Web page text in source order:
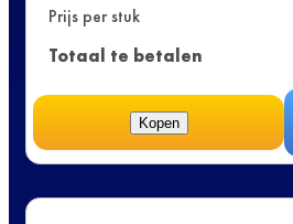
Prijs per stuk
Totaal te betalen
Kopen